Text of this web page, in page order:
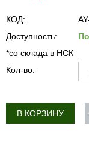
КОД:
Доступность:
*со склада в НСК
Кол-во:
В КОРЗИНУ